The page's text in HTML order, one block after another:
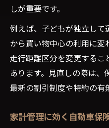
しが重要です。
例えば、子どもが独立し
から買い物中心の利用に
走行距離区分を変更する
あります。見直しの際は、
最新の割引制度や特約の有
家計管理に効く自動車保